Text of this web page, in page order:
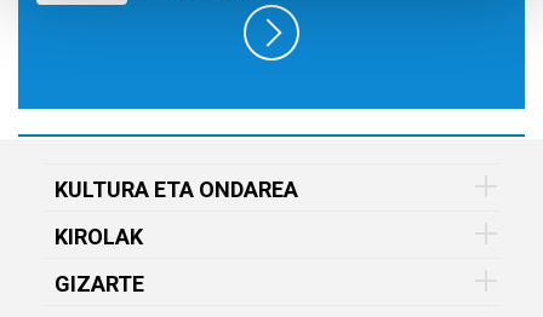
KULTURA ETA ONDAREA
KIROLAK
GIZARTE